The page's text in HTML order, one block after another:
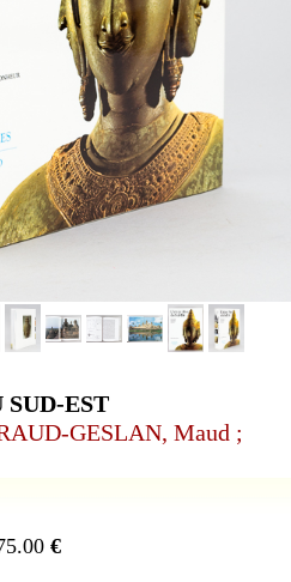
EST
GESLAN, Maud ;
€